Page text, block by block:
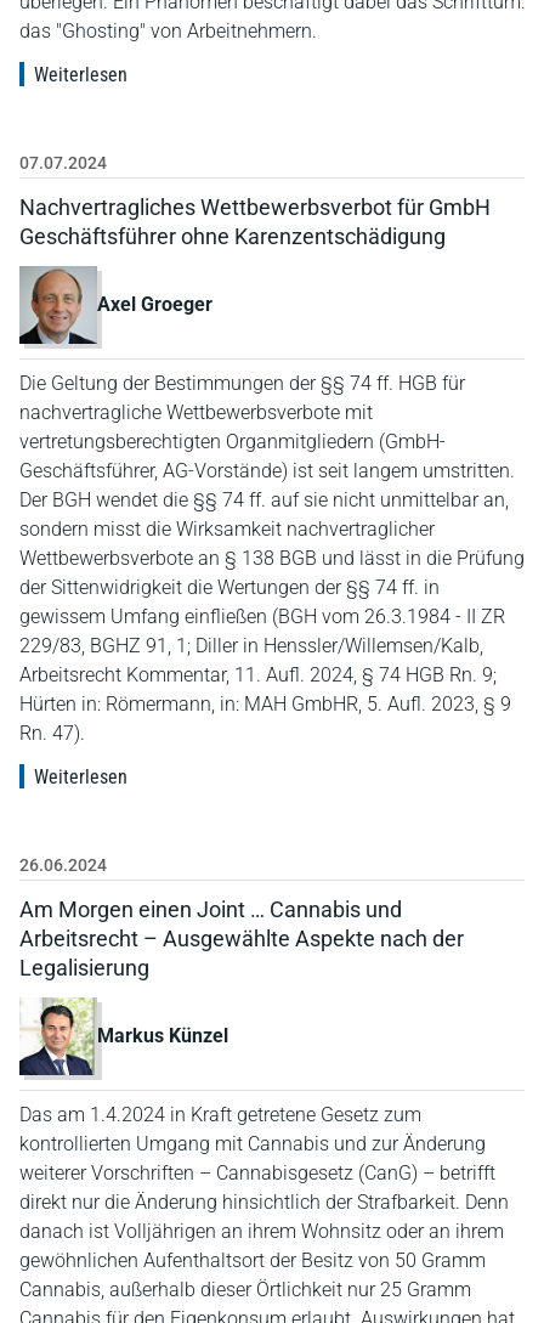
das "Ghosting" von Arbeitnehmern.
Weiterlesen
07.07.2024
Nachvertragliches Wettbewerbsverbot für GmbH
Geschäftsführer ohne Karenzentschädigung
Axel Groeger
Die Geltung der Bestimmungen der §§ 74 ff. HGB für
nachvertragliche Wettbewerbsverbote mit
vertretungsberechtigten Organmitgliedern (GmbH-
Geschäftsführer, AG-Vorstände) ist seit langem umstritten.
Der BGH wendet die §§ 74 ff. auf sie nicht unmittelbar an,
sondern misst die Wirksamkeit nachvertraglicher
Wettbewerbsverbote an § 138 BGB und lässt in die Prüfung
der Sittenwidrigkeit die Wertungen der §§ 74 ff. in
gewissem Umfang einfließen (BGH vom 26.3.1984 - II ZR
229/83, BGHZ 91, 1; Diller in Henssler/Willemsen/Kalb,
Arbeitsrecht Kommentar, 11. Aufl. 2024, § 74 HGB Rn. 9;
Hürten in: Römermann, in: MAH GmbHR, 5. Aufl. 2023, § 9
Rn. 47).
Weiterlesen
26.06.2024
Am Morgen einen Joint … Cannabis und
Arbeitsrecht – Ausgewählte Aspekte nach der
Legalisierung
Markus Künzel
Das am 1.4.2024 in Kraft getretene Gesetz zum
kontrollierten Umgang mit Cannabis und zur Änderung
weiterer Vorschriften – Cannabisgesetz (CanG) – betrifft
direkt nur die Änderung hinsichtlich der Strafbarkeit. Denn
danach ist Volljährigen an ihrem Wohnsitz oder an ihrem
gewöhnlichen Aufenthaltsort der Besitz von 50 Gramm
Cannabis, außerhalb dieser Örtlichkeit nur 25 Gramm
Cannabis für den Eigenkonsum erlaubt. Auswirkungen hat